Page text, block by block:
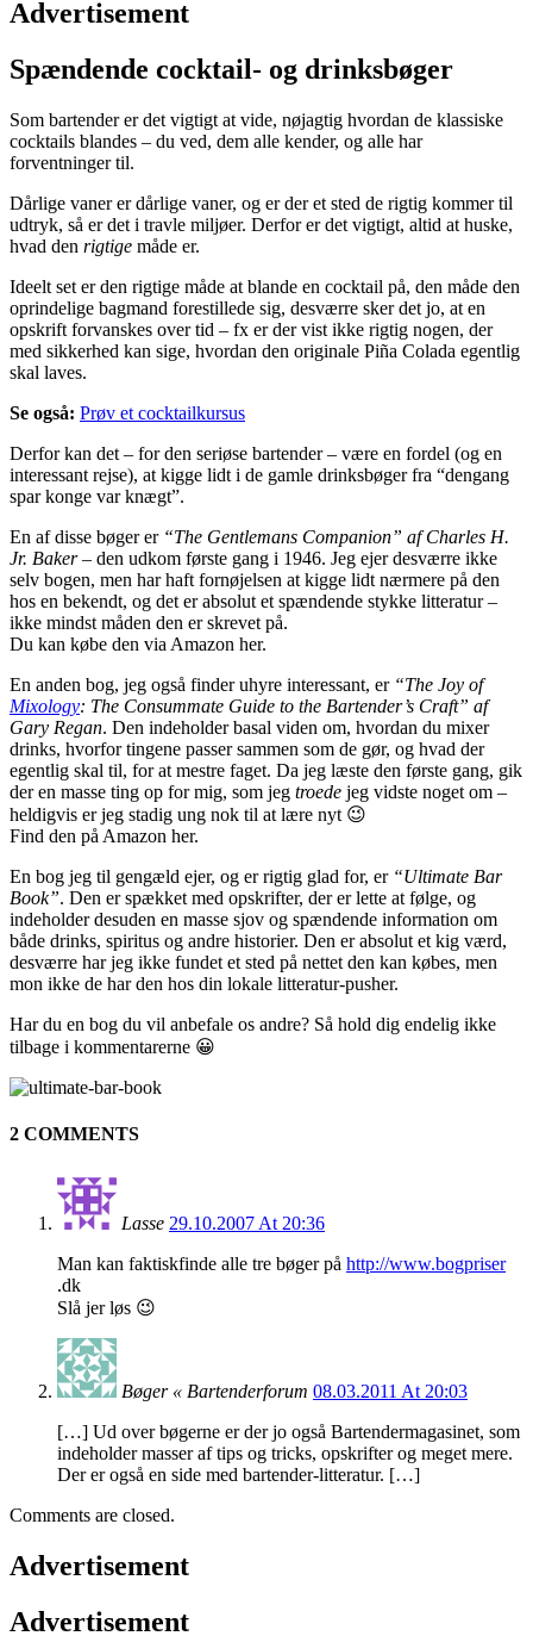
Advertisement
Spændende cocktail- og drinksbøger
Som bartender er det vigtigt at vide, nøjagtig hvordan de klassiske
cocktails blandes – du ved, dem alle kender, og alle har
forventninger til.
Dårlige vaner er dårlige vaner, og er der et sted de rigtig kommer til
udtryk, så er det i travle miljøer. Derfor er det vigtigt, altid at huske,
hvad den rigtige måde er.
Ideelt set er den rigtige måde at blande en cocktail på, den måde den
oprindelige bagmand forestillede sig, desværre sker det jo, at en
opskrift forvanskes over tid – fx er der vist ikke rigtig nogen, der
med sikkerhed kan sige, hvordan den originale Piña Colada egentlig
skal laves.
Se også: Prøv et cocktailkursus
Derfor kan det – for den seriøse bartender – være en fordel (og en
interessant rejse), at kigge lidt i de gamle drinksbøger fra “dengang
spar konge var knægt”.
En af disse bøger er “The Gentlemans Companion” af Charles H.
Jr. Baker– den udkom første gang i 1946. Jeg ejer desværre ikke
selv bogen, men har haft fornøjelsen at kigge lidt nærmere på den
hos en bekendt, og det er absolut et spændende stykke litteratur –
ikke mindst måden den er skrevet på.
Du kan købe den via Amazon her.
En anden bog, jeg også finder uhyre interessant, er “The Joy of
Mixology: The Consummate Guide to the Bartender’s Craft” af
Gary Regan. Den indeholder basal viden om, hvordan du mixer
drinks, hvorfor tingene passer sammen som de gør, og hvad der
egentlig skal til, for at mestre faget. Da jeg læste den første gang, gik
der en masse ting op for mig, som jeg troede jeg vidste noget om –
heldigvis er jeg stadig ung nok til at lære nyt 😉
Find den på Amazon her.
En bog jeg til gengæld ejer, og er rigtig glad for, er “Ultimate Bar
Book”. Den er spækket med opskrifter, der er lette at følge, og
indeholder desuden en masse sjov og spændende information om
både drinks, spiritus og andre historier. Den er absolut et kig værd,
desværre har jeg ikke fundet et sted på nettet den kan købes, men
mon ikke de har den hos din lokale litteratur-pusher.
Har du en bog du vil anbefale os andre? Så hold dig endelig ikke
tilbage i kommentarerne 😀
2 COMMENTS
Lasse 29.10.2007 At 20:36
Man kan faktiskfinde alle tre bøger på http://www.bogpriser
.dk
Slå jer løs 😉
Bøger « Bartenderforum 08.03.2011 At 20:03
[…] Ud over bøgerne er der jo også Bartendermagasinet, som
indeholder masser af tips og tricks, opskrifter og meget mere.
Der er også en side med bartender-litteratur. […]
Comments are closed.
Advertisement
Advertisement